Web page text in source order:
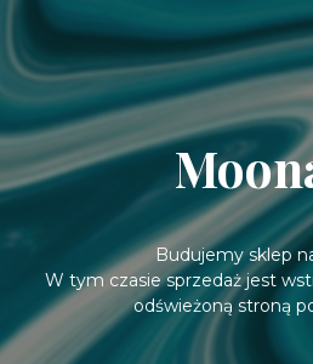
Budujemy sklep
W tym czasie sprzedaż jest
odświeżoną stroną